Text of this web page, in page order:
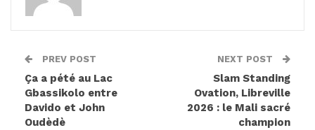
PREV POST
Ça a pété au Lac
Gbassikolo entre
Davido et John
Oudèdè
NEXT POST
Slam Standing
Ovation, Libreville
2026 : le Mali sacré
champion